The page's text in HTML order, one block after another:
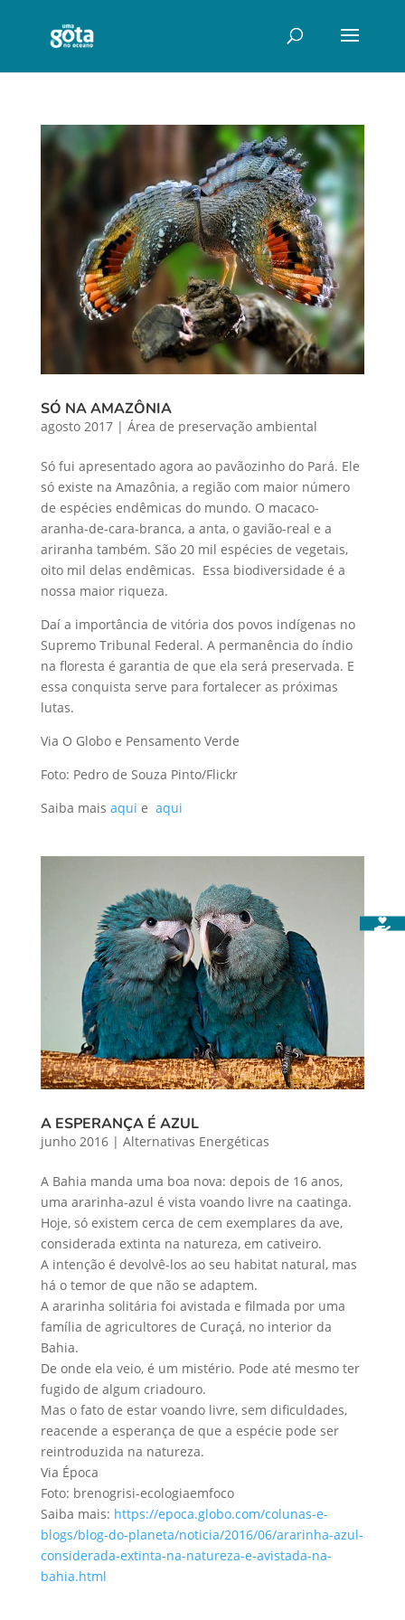
SÓ NA AMAZÔNIA
agosto 2017| Área de preservação ambiental
Só fui apresentado agora ao pavãozinho do Pará. Ele
só existe na Amazônia, a região com maior número
de espécies endêmicas do mundo. O macaco-
aranha-de-cara-branca, a anta, o gavião-real e a
ariranha também. São 20 mil espécies de vegetais,
oito mil delas endêmicas. Essa biodiversidade é a
nossa maior riqueza.
Daí a importância de vitória dos povos indígenas no
Supremo Tribunal Federal. A permanência do índio
na floresta é garantia de que ela será preservada. E
essa conquista serve para fortalecer as próximas
lutas.
Via O Globo​ e Pensamento Verde​
Foto: Pedro de Souza Pinto/Flickr
Saiba mais aqui e aqui
A ESPERANÇA É AZUL
junho 2016| Alternativas Energéticas
A Bahia manda uma boa nova: depois de 16 anos,
uma ararinha-azul é vista voando livre na caatinga.
Hoje, só existem cerca de cem exemplares da ave,
considerada extinta na natureza, em cativeiro.
A intenção é devolvê-los ao seu habitat natural, mas
há o temor de que não se adaptem.
A ararinha solitária foi avistada e filmada por uma
família de agricultores de Curaçá, no interior da
Bahia.
De onde ela veio, é um mistério. Pode até mesmo ter
fugido de algum criadouro.
Mas o fato de estar voando livre, sem dificuldades,
reacende a esperança de que a espécie pode ser
reintroduzida na natureza.
Via Época
Foto: brenogrisi-ecologiaemfoco
Saiba mais: https://epoca.globo.com/colunas-e-
blogs/blog-do-planeta/noticia/2016/06/ararinha-azul-
considerada-extinta-na-natureza-e-avistada-na-
bahia.html